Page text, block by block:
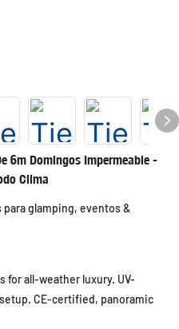
6m Domingos Impermeable -
Clima
glamping, eventos &
for all-weather luxury. UV-
CE-certified, panoramic